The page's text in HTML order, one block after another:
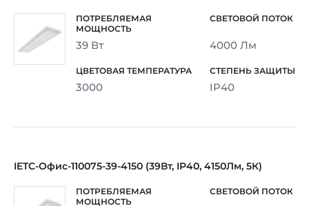
39 Вт 4000 Лм
3000 IP40
IETC-Офис-110075-39-4150 (39Вт, IP40, 4150Лм, 5К)